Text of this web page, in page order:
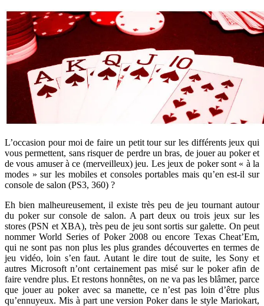
L’occasion pour moi de faire un petit tour sur les différents jeux qui
vous permettent, sans risquer de perdre un bras, de jouer au poker et
de vous amuser à ce (merveilleux) jeu. Les jeux de poker sont « à la
modes » sur les mobiles et consoles portables mais qu’en est-il sur
console de salon (PS3, 360) ?
Eh bien malheureusement, il existe très peu de jeu tournant autour
du poker sur console de salon. A part deux ou trois jeux sur les
stores (PSN et XBA), très peu de jeu sont sortis sur galette. On peut
nommer World Series of Poker 2008 ou encore Texas Cheat’Em,
qui ne sont pas non plus les plus grandes découvertes en termes de
jeu vidéo, loin s’en faut. Autant le dire tout de suite, les Sony et
autres Microsoft n’ont certainement pas misé sur le poker afin de
faire vendre plus. Et restons honnêtes, on ne va pas les blâmer, parce
que jouer au poker avec sa manette, ce n’est pas loin d’être plus
qu’ennuyeux. Mis à part une version Poker dans le style Mariokart,